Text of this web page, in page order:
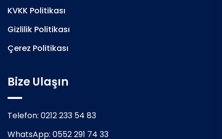
KVKK Politikası
Gizlilik Politikası
Çerez Politikası
Bize Ulaşın
Telefon: 0212 233 54 83
WhatsApp: 0552 291 74 33